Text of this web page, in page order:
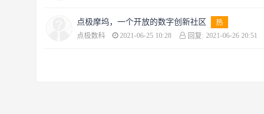
点极摩坞，一个开放的数字创新社区
热
点极数科
2021-06-25 10:28 回复: 2021-06-26 20:51